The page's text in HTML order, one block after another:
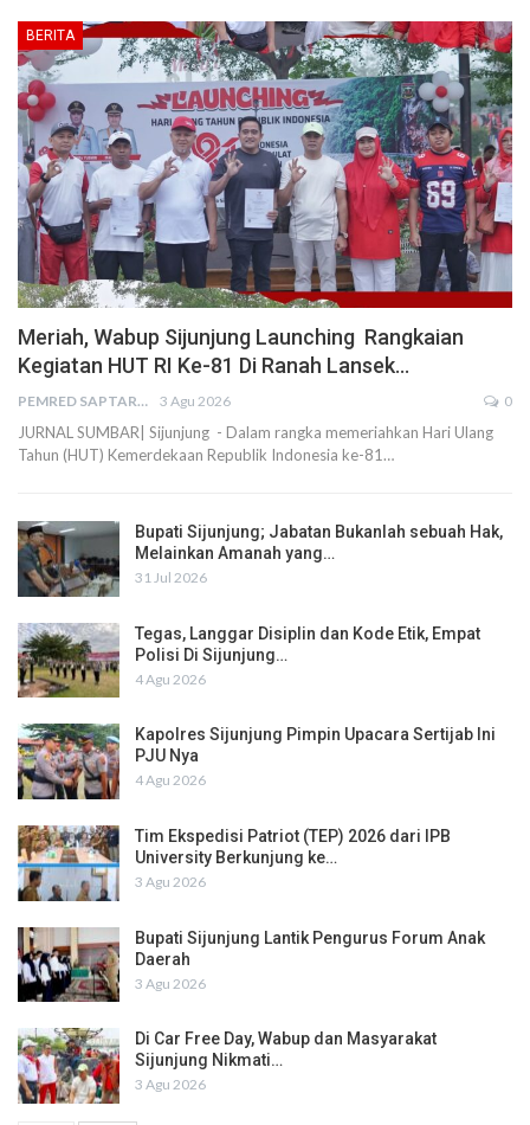
BERITA
Meriah, Wabup Sijunjung Launching Rangkaian
Kegiatan HUT RI Ke-81 Di Ranah Lansek…
PEMRED SAPTARIUS 3 Agu 2026 0
JURNAL SUMBAR| Sijunjung - Dalam rangka memeriahkan Hari Ulang
Tahun (HUT) Kemerdekaan Republik Indonesia ke-81…
Bupati Sijunjung; Jabatan Bukanlah sebuah Hak,
Melainkan Amanah yang…
31 Jul 2026
Tegas, Langgar Disiplin dan Kode Etik, Empat
Polisi Di Sijunjung…
4 Agu 2026
Kapolres Sijunjung Pimpin Upacara Sertijab Ini
PJU Nya
4 Agu 2026
Tim Ekspedisi Patriot (TEP) 2026 dari IPB
University Berkunjung ke…
3 Agu 2026
Bupati Sijunjung Lantik Pengurus Forum Anak
Daerah
3 Agu 2026
Di Car Free Day, Wabup dan Masyarakat
Sijunjung Nikmati…
3 Agu 2026